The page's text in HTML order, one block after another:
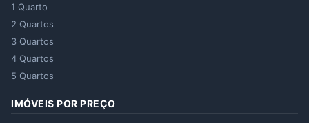
1 Quarto
2 Quartos
3 Quartos
4 Quartos
5 Quartos
IMÓVEIS POR PREÇO